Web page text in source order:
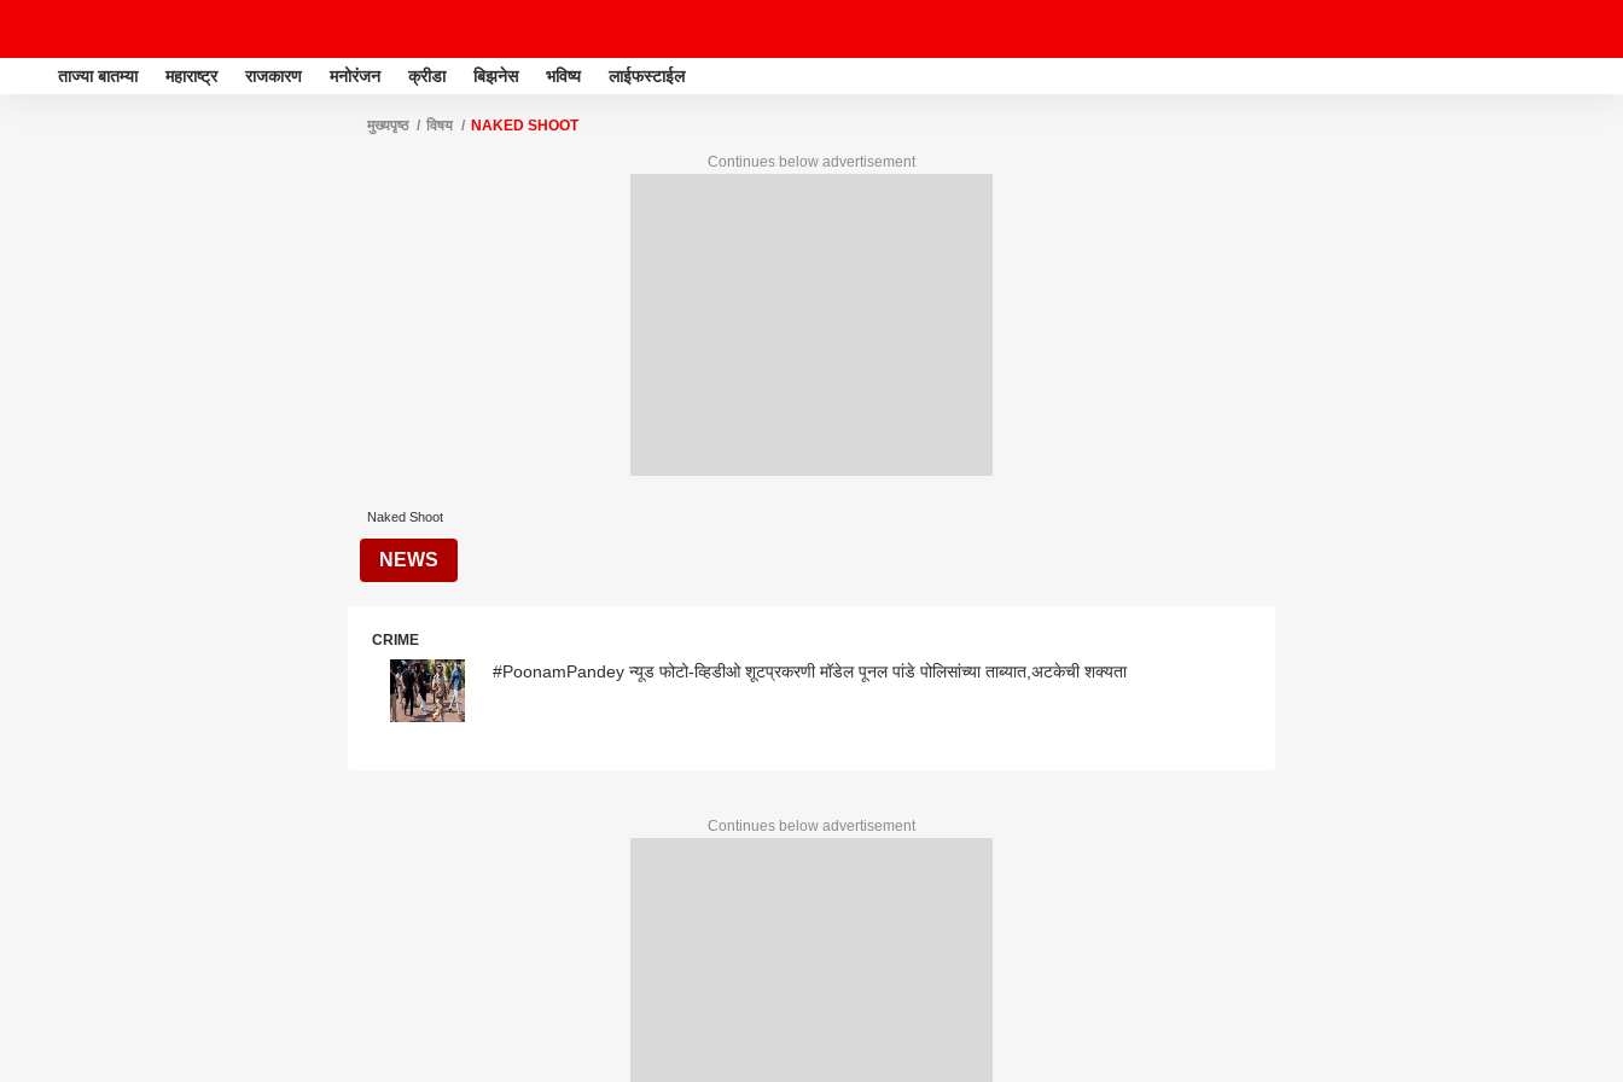
ताज्या बातम्या महाराष्ट्र राजकारण मनोरंजन क्रीडा बिझनेस भविष्य लाईफस्टाईल
मुख्यपृष्ठ विषय NAKED SHOOT
Continues below advertisement
Naked Shoot
NEWS
CRIME
#PoonamPandey न्यूड फोटो-व्हिडीओ शूटप्रकरणी मॉडेल पूनल पांडे पोलिसांच्या ताब्यात,अटकेची शक्यता
Continues below advertisement